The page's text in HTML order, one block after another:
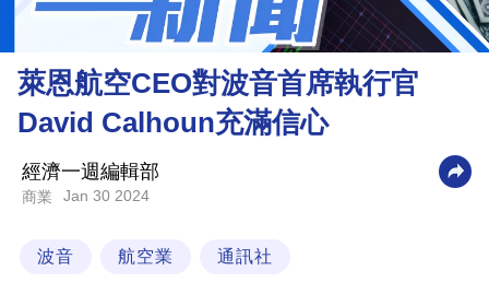
市
財
商
業
科
萊恩航空CEO對波音首席執行官
David Calhoun充滿信心
經濟一週編輯部
商業 Jan 30 2024
波音 航空業 通訊社